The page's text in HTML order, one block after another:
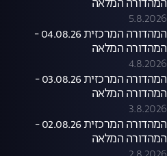
המהדורה המלאה
5.8.2026
המהדורה המרכזית 04.08.26 -
המהדורה המלאה
4.8.2026
המהדורה המרכזית 03.08.26 -
המהדורה המלאה
3.8.2026
המהדורה המרכזית 02.08.26 -
המהדורה המלאה